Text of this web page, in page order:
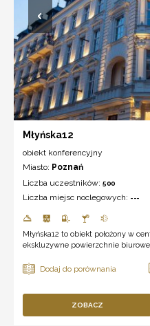
Młyńska12
obiekt konferencyjny
Miasto: Poznań
Liczba uczestników: 500
Liczba miejsc noclegowych: ---
Młyńska12 to obiekt położony w
ekskluzywne powierzchnie
ZOBACZ